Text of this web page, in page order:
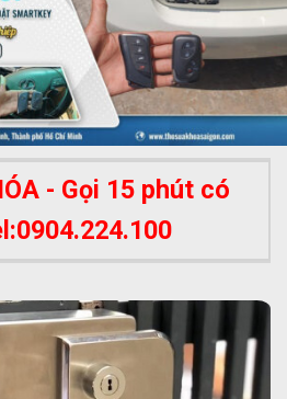
- Gọi 15 phút có